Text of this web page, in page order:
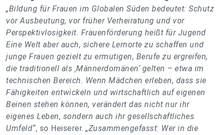
„Bildung für Frauen im Globalen Süden bedeutet: Schutz
vor Ausbeutung, vor früher Verheiratung und vor
Perspektivlosigkeit. Frauenförderung heißt für Jugend
Eine Welt aber auch, sichere Lernorte zu schaffen und
junge Frauen gezielt zu ermutigen, Berufe zu ergreifen,
die traditionell als ‚Männerdomänen‘ gelten – etwa im
technischen Bereich. Wenn Mädchen erleben, dass sie
Fähigkeiten entwickeln und wirtschaftlich auf eigenen
Beinen stehen können, verändert das nicht nur ihr
eigenes Leben, sondern auch ihr gesellschaftliches
Umfeld“, so Heiserer. „Zusammengefasst: Wer in die